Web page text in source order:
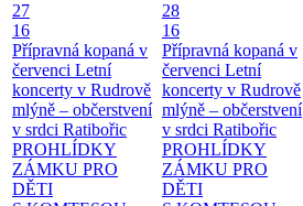
27
16
Přípravná kopaná v
červenci Letní
koncerty v Rudrově
mlýně – občerstvení
v srdci Ratibořic
PROHLÍDKY
ZÁMKU PRO
DĚTI
28
16
Přípravná kopaná v
červenci Letní
koncerty v Rudrově
mlýně – občerstvení
v srdci Ratibořic
PROHLÍDKY
ZÁMKU PRO
DĚTI